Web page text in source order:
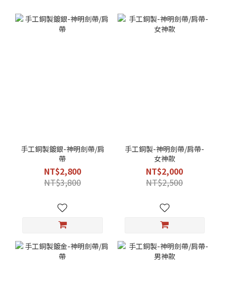
手工銅製鍍銀-神明劍帶/肩
帶
NT$2,800
NT$3,800
手工銅製-神明劍帶/肩帶-
女神款
NT$2,000
NT$2,500